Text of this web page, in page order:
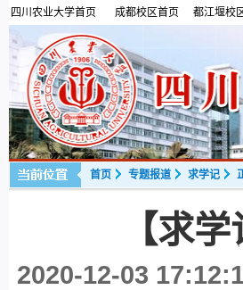
四川农业大学首页 成都校区首页 都江堰校
首页 专题报道 求学记
【求
2020-12-03